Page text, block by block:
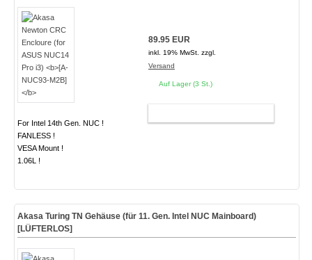
For Intel 14th Gen. NUC !
FANLESS !
VESA Mount !
1.06L !
89.95 EUR
inkl. 19% MwSt. zzgl.
Versand
Auf Lager (3 St.)
Akasa Turing TN Gehäuse (für 11. Gen. Intel NUC Mainboard)
[LÜFTERLOS]